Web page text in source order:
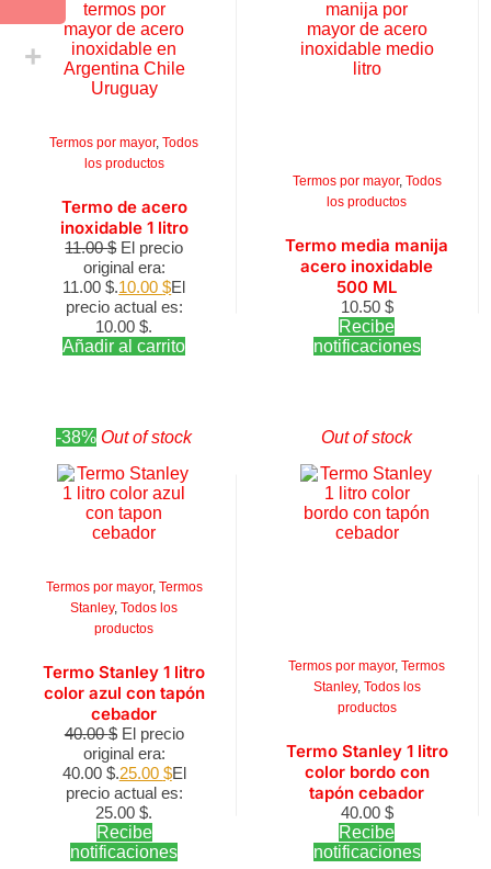
Termos por mayor,Todos
los productos
Termo de acero
inoxidable 1 litro
11.00$ El precio
original era:
11.00 $.10.00$El
precio actual es:
10.00 $.
Añadir al carrito
Termos por mayor, Todos
los productos
Termo media manija
acero inoxidable
500 ML
10.50 $
Recibe
notificaciones
-38% Out of stock
Termos por mayor, Termos
Stanley,Todos los
productos
Termo Stanley 1 litro
color azul con tapón
cebador
40.00$ El precio
original era:
40.00 $.25.00 $El
precio actual es:
25.00 $.
Recibe
notificaciones
Out of stock
Termos por mayor,Termos
Stanley, Todos los
productos
Termo Stanley 1 litro
color bordo con
tapón cebador
40.00 $
Recibe
notificaciones